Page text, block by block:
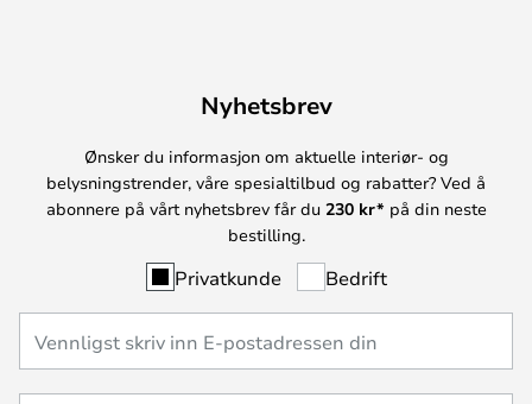
Nyhetsbrev
Ønsker du informasjon om aktuelle interiør- og
belysningstrender, våre spesialtilbud og rabatter? Ved å
abonnere på vårt nyhetsbrev får du 230 kr* på din neste
bestilling.
Privatkunde Bedrift